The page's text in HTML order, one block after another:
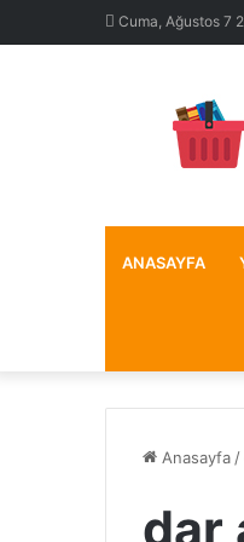
Cuma, Ağustos 7
ANASAYFA
Anasayfa /
dar